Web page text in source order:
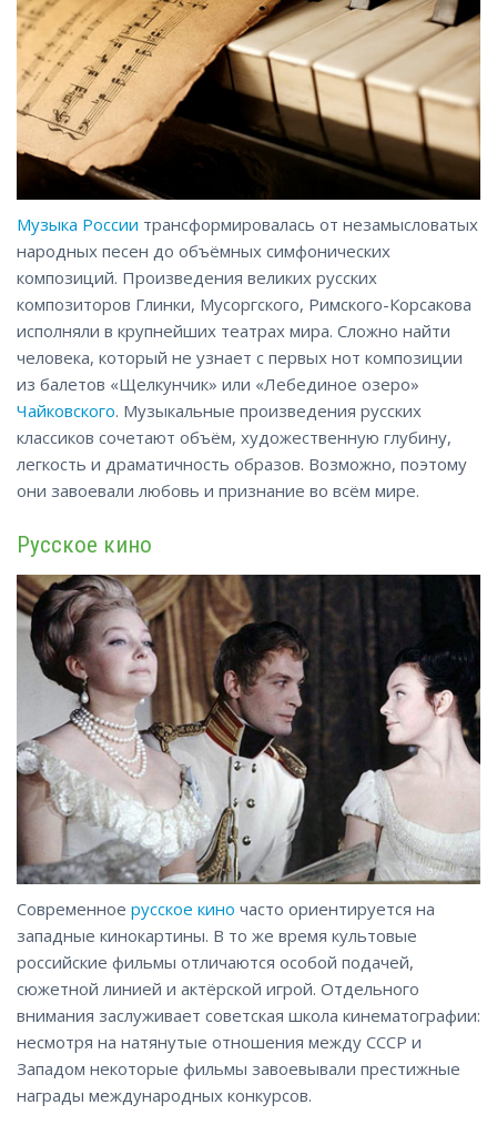
Музыка России трансформировалась от незамысловатых
народных песен до объёмных симфонических
композиций. Произведения великих русских
композиторов Глинки, Мусоргского, Римского-Корсакова
исполняли в крупнейших театрах мира. Сложно найти
человека, который не узнает с первых нот композиции
из балетов «Щелкунчик» или «Лебединое озеро»
Чайковского. Музыкальные произведения русских
классиков сочетают объём, художественную глубину,
легкость и драматичность образов. Возможно, поэтому
они завоевали любовь и признание во всём мире.
Русское кино
Современное русское кино часто ориентируется на
западные кинокартины. В то же время культовые
российские фильмы отличаются особой подачей,
сюжетной линией и актёрской игрой. Отдельного
внимания заслуживает советская школа кинематографии:
несмотря на натянутые отношения между СССР и
Западом некоторые фильмы завоевывали престижные
награды международных конкурсов.